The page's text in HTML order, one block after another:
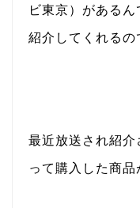
ビ東京）がある
紹介してくれるの
最近放送され紹
って購入した商品